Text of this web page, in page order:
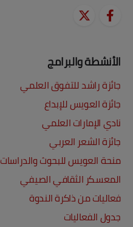
الأنشطة والبرامج
جائزة راشد للتفوق العلمي
جائزة العويس للإبداع
نادي الإمارات العلمي
جائزة الشعر العربي
منحة العويس للبحوث والدراسات
المعسكر الثقافي الصيفي
فعاليات من ذاكرة الندوة
جدول الفعاليات